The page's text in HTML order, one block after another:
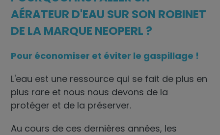
AÉRATEUR D'EAU SUR SON ROBINET
DE LA MARQUE NEOPERL ?
Pour économiser et éviter le gaspillage !
L'eau est une ressource qui se fait de plus en
plus rare et nous nous devons de la
protéger et de la préserver.
Au cours de ces dernières années, les